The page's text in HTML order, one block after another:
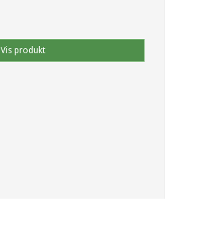
Vis produkt